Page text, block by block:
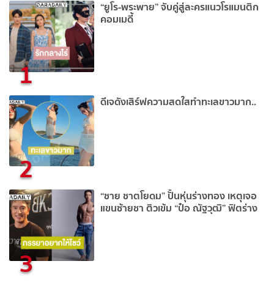
1
“ยูโร-พระพาย” จับคู่สู่ละครแนวโรแมนติก
คอมเมดี้
2
ดีเจดังเสิร์ฟความสดใสทำทะเลขาวมาก..
3
“ชาย ชาตโยดม” ปั้นหุ่นร่างทอง เหตุเจอ
แขนซ้ายชา ติวเข้ม “ป๋อ ณัฐวุฒิ” ฟิตร่าง